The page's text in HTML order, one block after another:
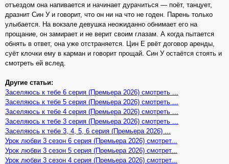
отъездом она напивается и начинает дурачиться — поёт, танцует,
дразнит Син У и говорит, что он ни на что не годен. Парень только
улыбается. На вокзале девушка неожиданно обнимает его на
прощание, он замирает и не верит своим глазам. А когда пытается
обнять в ответ, она уже отстраняется. Цин Е рвёт договор аренды,
суёт клочки ему в карман и говорит прощай. Син У остаётся стоять и
смотреть ей вслед.
Другие статьи:
Заселяюсь к тебе 6 серия (Премьера 2026) смотреть ...
Заселяюсь к тебе 5 серия (Премьера 2026) смотреть ...
Заселяюсь к тебе 4 серия (Премьера 2026) смотреть ...
Заселяюсь к тебе 3 серия (Премьера 2026) смотреть ...
Заселяюсь к тебе 3, 4, 5, 6 серия (Премьера 2026) ...
Урок любви 3 сезон 6 серия (Премьера 2026) смотрет...
Урок любви 3 сезон 5 серия (Премьера 2026) смотрет...
Урок любви 3 сезон 4 серия (Премьера 2026) смотрет...